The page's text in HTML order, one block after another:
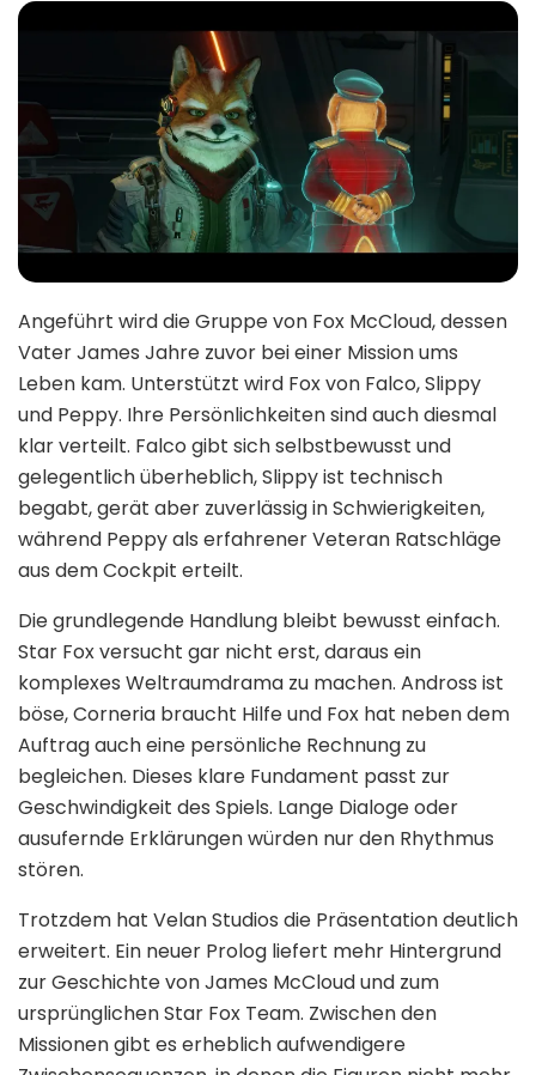
Angeführt wird die Gruppe von Fox McCloud, dessen
Vater James Jahre zuvor bei einer Mission ums
Leben kam. Unterstützt wird Fox von Falco, Slippy
und Peppy. Ihre Persönlichkeiten sind auch diesmal
klar verteilt. Falco gibt sich selbstbewusst und
gelegentlich überheblich, Slippy ist technisch
begabt, gerät aber zuverlässig in Schwierigkeiten,
während Peppy als erfahrener Veteran Ratschläge
aus dem Cockpit erteilt.
Die grundlegende Handlung bleibt bewusst einfach.
Star Fox versucht gar nicht erst, daraus ein
komplexes Weltraumdrama zu machen. Andross ist
böse, Corneria braucht Hilfe und Fox hat neben dem
Auftrag auch eine persönliche Rechnung zu
begleichen. Dieses klare Fundament passt zur
Geschwindigkeit des Spiels. Lange Dialoge oder
ausufernde Erklärungen würden nur den Rhythmus
stören.
Trotzdem hat Velan Studios die Präsentation deutlich
erweitert. Ein neuer Prolog liefert mehr Hintergrund
zur Geschichte von James McCloud und zum
ursprünglichen Star Fox Team. Zwischen den
Missionen gibt es erheblich aufwendigere